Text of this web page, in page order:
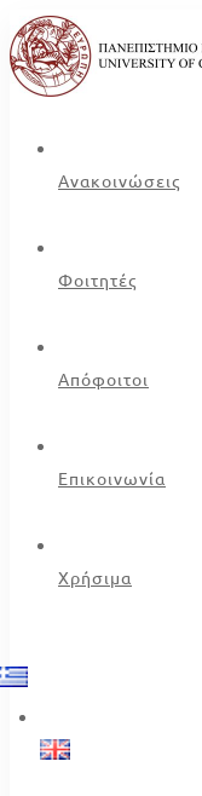
Ανακοινώσεις
Φοιτητές
Απόφοιτοι
Επικοινωνία
Χρήσιμα